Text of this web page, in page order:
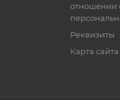
отношении
Реквизиты
Карта сайта